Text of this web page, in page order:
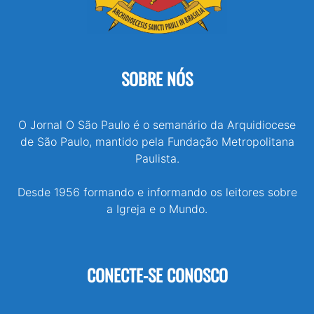
SOBRE NÓS
O Jornal O São Paulo é o semanário da Arquidiocese
de São Paulo, mantido pela Fundação Metropolitana
Paulista.
Desde 1956 formando e informando os leitores sobre
a Igreja e o Mundo.
CONECTE-SE CONOSCO